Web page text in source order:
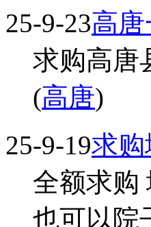
25-9-23高
求购高唐
(高唐)
25-9-19求
全额求购
也可以院